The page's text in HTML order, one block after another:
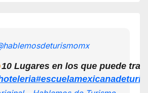
10 Lugares en los que puede